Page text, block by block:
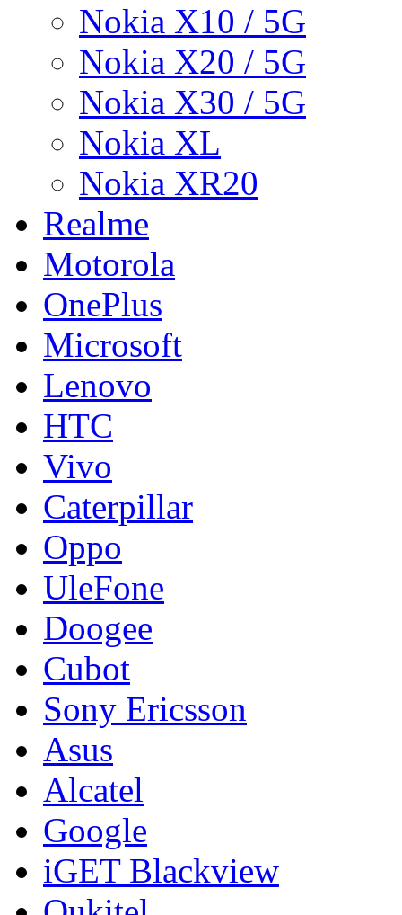
Nokia X10 / 5G
Nokia X20 / 5G
Nokia X30 / 5G
Nokia XL
Nokia XR20
Realme
Motorola
OnePlus
Microsoft
Lenovo
HTC
Vivo
Caterpillar
Oppo
UleFone
Doogee
Cubot
Sony Ericsson
Asus
Alcatel
Google
iGET Blackview